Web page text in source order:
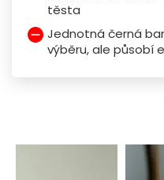
těsta
Jednotná černá
výběru, ale působí